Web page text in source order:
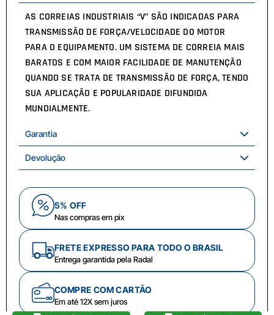
AS CORREIAS INDUSTRIAIS “V” SÃO INDICADAS PARA
TRANSMISSÃO DE FORÇA/VELOCIDADE DO MOTOR
PARA O EQUIPAMENTO. UM SISTEMA DE CORREIA MAIS
BARATOS E COM MAIOR FACILIDADE DE MANUTENÇÃO
QUANDO SE TRATA DE TRANSMISSÃO DE FORÇA, TENDO
SUA APLICAÇÃO E POPULARIDADE DIFUNDIDA
MUNDIALMENTE.
Garantia
Devolução
5% OFF
Nas compras em pix
FRETE EXPRESSO PARA TODO O BRASIL
Entrega garantida pela Radal
COMPRE COM CARTÃO
Em até 12X sem juros